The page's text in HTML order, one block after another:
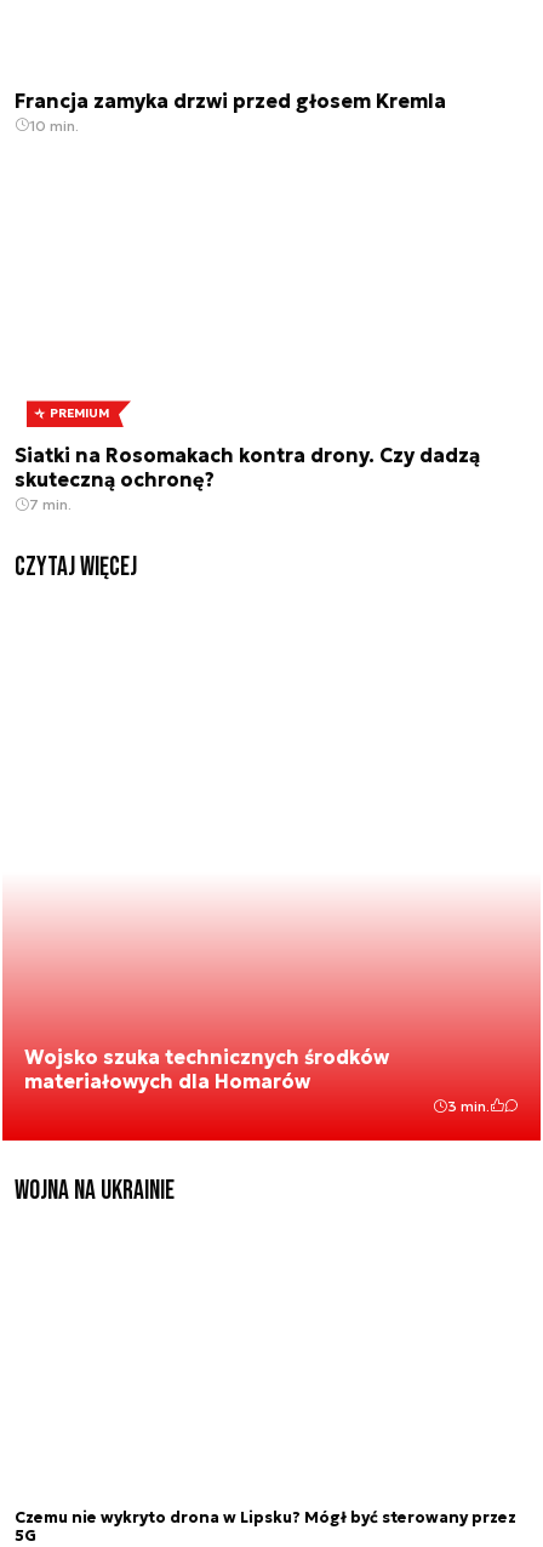
Francja zamyka drzwi przed głosem Kremla
10 min.
PREMIUM
Siatki na Rosomakach kontra drony. Czy dadzą
skuteczną ochronę?
7 min.
czytaj więcej
Wojsko szuka technicznych środków
materiałowych dla Homarów
3 min.
Wojna na Ukrainie
Czemu nie wykryto drona w Lipsku? Mógł być sterowany przez
5G